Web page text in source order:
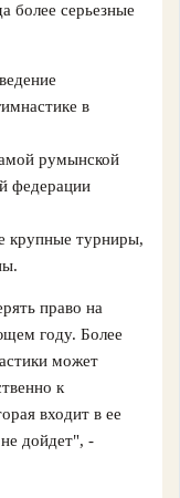
более серьезные
в
румынской
федерации
крупные турниры,
право на
году. Более
может
к
входит в ее
дойдет", -